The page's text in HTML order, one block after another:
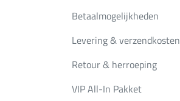
Betaalmogelijkheden
Levering & verzendkosten
Retour & herroeping
VIP All-In Pakket